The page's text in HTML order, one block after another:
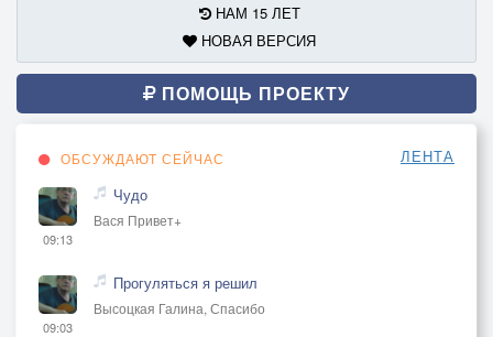
НАМ 15 ЛЕТ
НОВАЯ ВЕРСИЯ
ПОМОЩЬ ПРОЕКТУ
ОБСУЖДАЮТ СЕЙЧАС ЛЕНТА
09:13
Чудо
Вася Привет+
09:03
Прогуляться я решил
Высоцкая Галина, Спасибо